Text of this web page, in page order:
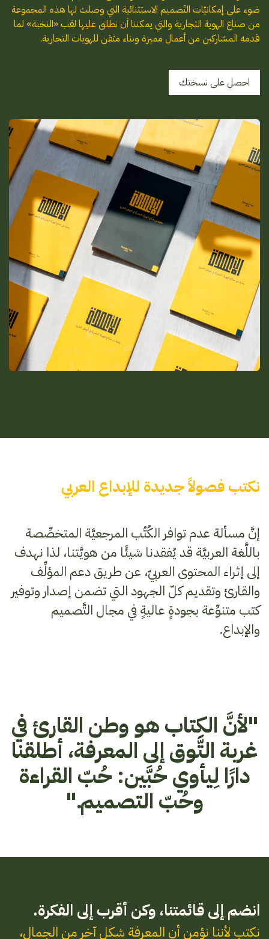
ضوء على إمكانيّات التّصميم الاستثنائية التي وصلت لها هذه المجموعة
من صناع الهوية التجارية والتي يمكننا أن نطلق عليها لقب «النخبة» لما
قدمه المشاركين من أعمال مميزة وبناء متقن للهويات التجارية.
احصل على نسختك
نكتب فصولاً جديدة للإبداع العربي
إنَّ مسألة عدم توافر الكُتُب المرجعيَّة المتخصِّصة
باللَّغة العربيَّة قد يُفقدنا شيئًا من هويَّتنا، لذا نهدف
إلى إثراء المحتوى العربيّ، عن طريق دعم المؤلِّف
والقارئ وتقديم كلّ الجهود التي تضمن إصدار وتوفير
كتب متنوِّعة بجودةٍ عاليةٍ في مجال التَّصميم
والإبداع.
"لأنَّ الكِتاب هو وطن القارئ في
غربة التَّوق إلى المعرفة، أطلقنا
دارًا لِيأوي حُبَّين: حُبّ القراءة
وحُبّ التصميم."
انضم إلى قائمتنا، وكن أقرب إلى الفكرة.
نكتب لأننا نؤمن أن المعرفة شكل آخر من الجمال،